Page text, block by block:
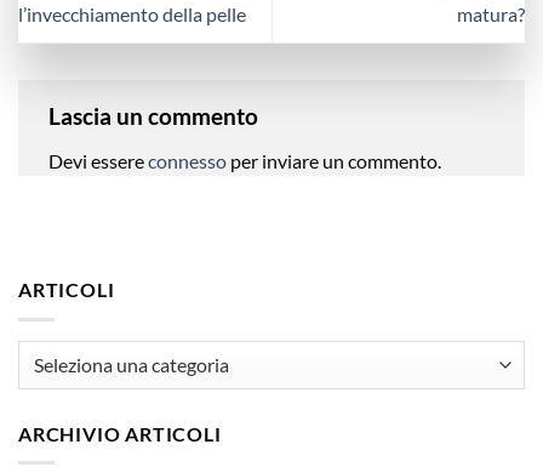
l’invecchiamento della pelle
matura?
Lascia un commento
Devi essereconnesso per inviare un commento.
ARTICOLI
ARCHIVIO ARTICOLI